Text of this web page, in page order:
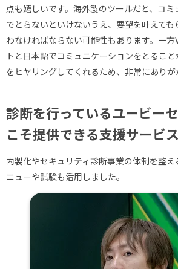
点も嬉しいです。海外製のツールだと、コ
でとらないといけないうえ、要望を叶えて
わなければならない可能性もあります。一
トと日本語でコミュニケーションをとるこ
をヒヤリングしてくれるため、非常にありが
診断を行っているユービー
こそ提供できる支援サービス
内製化やセキュリティ診断事業の体制を整
ニューや試験も活用しました。